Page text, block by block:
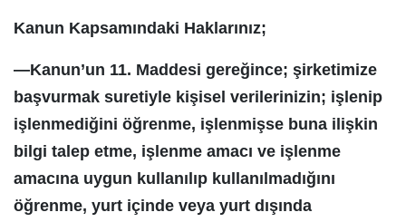
Kanun Kapsamındaki Haklarınız;
—Kanun’un 11. Maddesi gereğince; şirketimize
başvurmak suretiyle kişisel verilerinizin; işlenip
işlenmediğini öğrenme, işlenmişse buna ilişkin
bilgi talep etme, işlenme amacı ve işlenme
amacına uygun kullanılıp kullanılmadığını
öğrenme, yurt içinde veya yurt dışında